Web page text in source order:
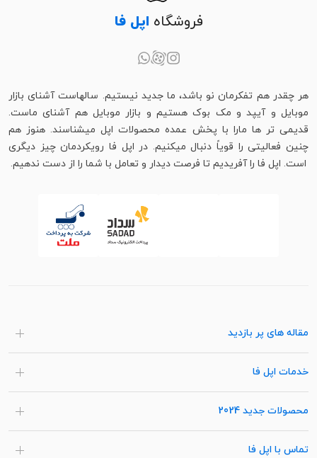
فروشگاه اپل فا
هر چقدر هم تفکرمان نو باشد، ما جدید نیستیم. سالهاست آشنای بازار
موبایل و آیپد و مک بوک هستیم و بازار موبایل هم آشنای ماست.
قدیمی تر ها مارا با پخش عمده محصولات اپل میشناسند. هنوز هم
چنین فعالیتی را قویاً دنبال میکنیم. در اپل فا رویکردمان چیز دیگری
است. اپل فا را آفریدیم تا فرصت دیدار و تعامل با شما را از دست ندهیم.
مقاله های پر بازدید
خدمات اپل فا
محصولات جدید 2024
تماس با اپل فا